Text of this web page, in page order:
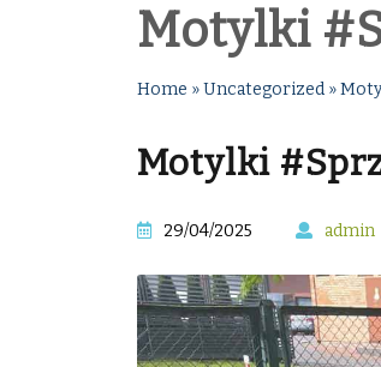
Motylki
Home »Uncategorized »
Motylki
29/04/2025 admin